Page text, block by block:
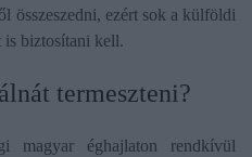
összeszedni, ezért sok a külföldi
is biztosítani kell.
termeszteni?
magyar éghajlaton rendkívül